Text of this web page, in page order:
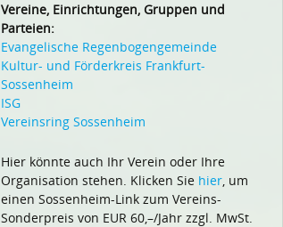
Vereine, Einrichtungen, Gruppen und
Parteien:
Evangelische Regenbogengemeinde
Kultur- und Förderkreis Frankfurt-
Sossenheim
ISG
Vereinsring Sossenheim
Hier könnte auch Ihr Verein oder Ihre
Organisation stehen. Klicken Sie hier, um
einen Sossenheim-Link zum Vereins-
Sonderpreis von EUR 60,–/Jahr zzgl. MwSt.